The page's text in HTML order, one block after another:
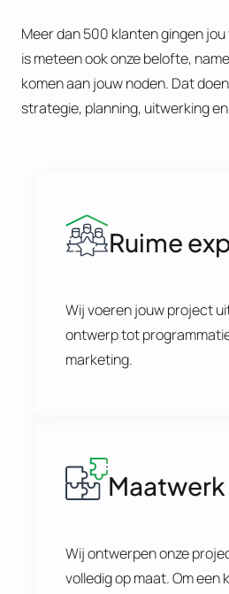
Meer dan 500 klanten gingen
is meteen ook onze belofte,
komen aan jouw noden. Dat
strategie, planning, uitwerking
Ruime
Wij voeren jouw project
ontwerp tot
marketing.
Maatwerk
Wij ontwerpen onze
volledig op maat. Om een